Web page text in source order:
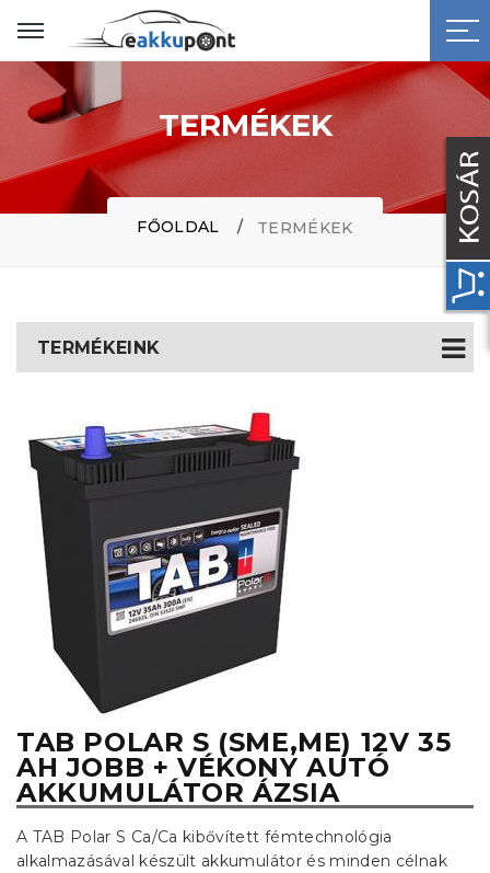
TERMÉKEK
FŐOLDAL TERMÉKEK
TERMÉKEINK
TAB POLAR S (SME,ME) 12V 35
AH JOBB + VÉKONY AUTÓ
AKKUMULÁTOR ÁZSIA
A TAB Polar S Ca/Ca kibővített fémtechnológia
alkalmazásával készült akkumulátor és minden célnak